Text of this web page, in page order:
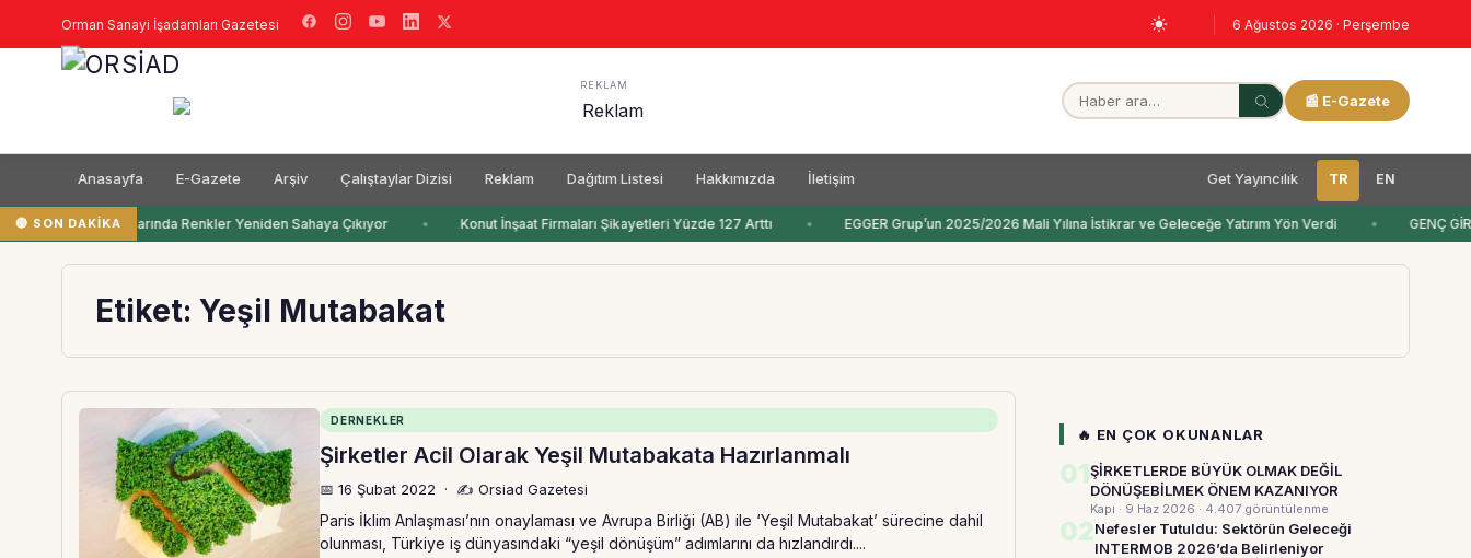
Orman Sanayi İşadamları Gazetesi 6 Ağustos 2026 · Perşembe
REKLAM
📰 E-Gazete
Anasayfa E-Gazete Arşiv Çalıştaylar Dizisi Reklam Dağıtım Listesi Hakkımızda İletişim Get Yayıncılık TR EN
🔴 SON DAKIKA
Çocuk Odalarında Renkler Yeniden Sahaya Çıkıyor Konut İnşaat Firmaları Şikayetleri Yüzde 127 Arttı EGGER Grup’un 2025/2026 Mali Yılına İstikrar ve Geleceğe Yatırım Yön Verdi GENÇ
Etiket: Yeşil Mutabakat
DERNEKLER
Şirketler Acil Olarak Yeşil Mutabakata Hazırlanmalı
📅 16 Şubat 2022 · ✍️ Orsiad Gazetesi
Paris İklim Anlaşması’nın onaylaması ve Avrupa Birliği (AB) ile ‘Yeşil Mutabakat’ sürecine dahil
olunması, Türkiye iş dünyasındaki “yeşil dönüşüm” adımlarını da hızlandırdı....
🔥 EN ÇOK OKUNANLAR
01ŞİRKETLERDE BÜYÜK OLMAK DEĞİL
DÖNÜŞEBİLMEK ÖNEM KAZANIYOR
Kapı · 9 Haz 2026 · 4.407 görüntülenme
02Nefesler Tutuldu: Sektörün Geleceği
INTERMOB 2026’da Belirleniyor